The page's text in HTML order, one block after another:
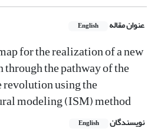
عنوان مقاله English
for the realization of a new
the pathway of the
revolution using the
modeling (ISM) method
نویسندگان English